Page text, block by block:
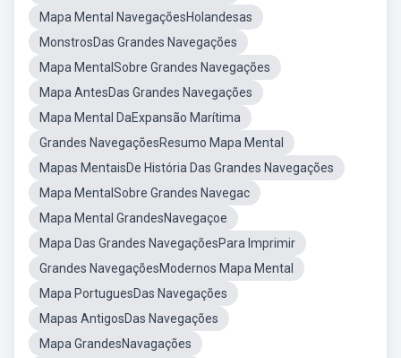
Mapa Mental NavegaçõesHolandesas
MonstrosDas Grandes Navegações
Mapa MentalSobre Grandes Navegações
Mapa AntesDas Grandes Navegações
Mapa Mental DaExpansão Marítima
Grandes NavegaçõesResumo Mapa Mental
Mapas MentaisDe História Das Grandes Navegações
Mapa MentalSobre Grandes Navegac
Mapa Mental GrandesNavegaçoe
Mapa Das Grandes NavegaçõesPara Imprimir
Grandes NavegaçõesModernos Mapa Mental
Mapa PortuguesDas Navegações
Mapas AntigosDas Navegações
Mapa GrandesNavagações